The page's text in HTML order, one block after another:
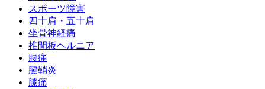
スポーツ障害
四十肩・五十肩
坐骨神経痛
椎間板ヘルニア
腰痛
腱鞘炎
膝痛